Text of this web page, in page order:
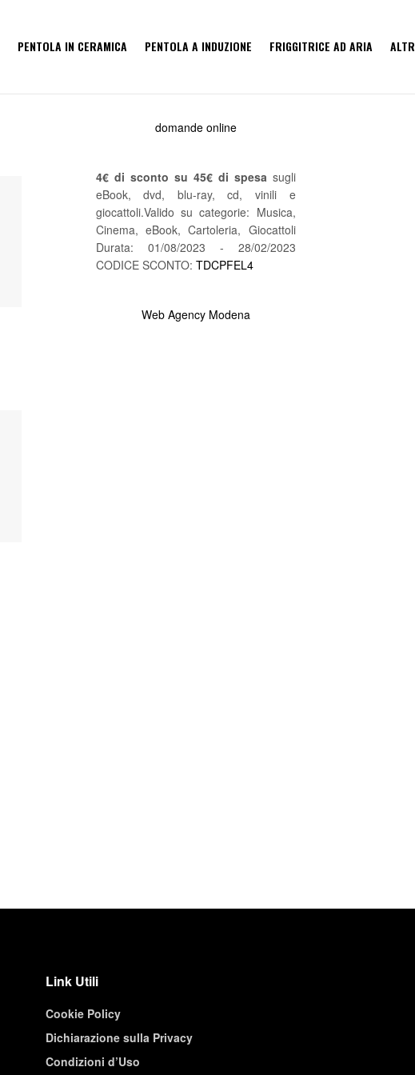
PENTOLA IN CERAMICA PENTOLA A INDUZIONE FRIGGITRICE AD ARIA
domande online
4€ di sconto su 45€ di spesasugli
eBook, dvd, blu-ray, cd, vinili e
giocattoli.Valido su categorie: Musica,
Cinema, eBook, Cartoleria, Giocattoli
Durata: 01/08/2023 - 28/02/2023
CODICE SCONTO: TDCPFEL4
Web Agency Modena
Link Utili
Cookie Policy
Dichiarazione sulla Privacy
Condizioni d’Uso